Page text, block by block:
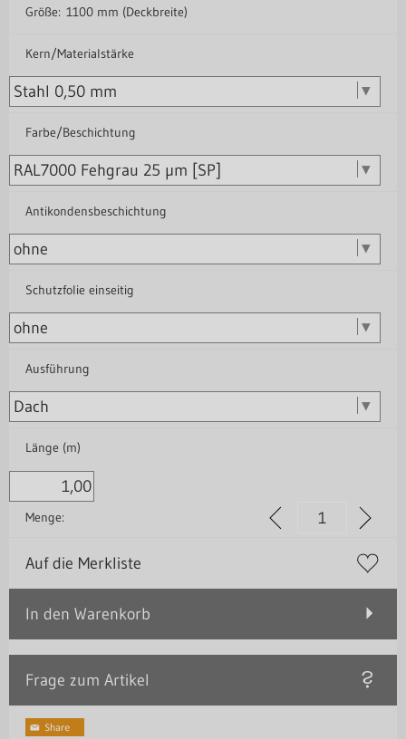
Größe: 1100 mm (Deckbreite)
Kern/Materialstärke
Farbe/Beschichtung
Antikondensbeschichtung
Schutzfolie einseitig
Ausführung
Länge (m)
Menge:
Auf die Merkliste
In den Warenkorb
Frage zum Artikel